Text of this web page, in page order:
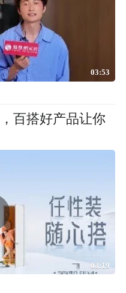
03:53
百搭好产品让你
03:19